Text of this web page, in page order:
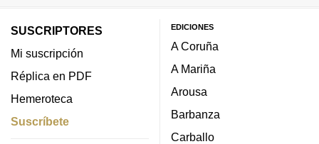
SUSCRIPTORES
Mi suscripción
Réplica en PDF
Hemeroteca
Suscríbete
EDICIONES
A Coruña
A Mariña
Arousa
Barbanza
Carballo